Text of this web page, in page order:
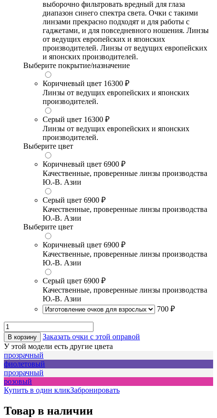
выборочно фильтровать вредный для глаза
диапазон синего спектра света. Очки с такими
линзами прекрасно подходят и для работы с
гаджетами, и для повседневного ношения. Линзы
от ведущих европейских и японских
производителей. Линзы от ведущих европейских
и японских производителей.
Выберите покрытие/назначение
Коричневый цвет 16300 ₽
Линзы от ведущих европейских и японских
производителей.
Серый цвет 16300 ₽
Линзы от ведущих европейских и японских
производителей.
Выберите цвет
Коричневый цвет 6900 ₽
Качественные, проверенные линзы производства
Ю.-В. Азии
Серый цвет 6900 ₽
Качественные, проверенные линзы производства
Ю.-В. Азии
Выберите цвет
Коричневый цвет 6900 ₽
Качественные, проверенные линзы производства
Ю.-В. Азии
Серый цвет 6900 ₽
Качественные, проверенные линзы производства
Ю.-В. Азии
700 ₽
В корзину
Заказать очки с этой оправой
У этой модели есть другие цвета
прозрачный
фиолетовый
прозрачный
розовый
Купить в один кликЗабронировать
Товар в наличии